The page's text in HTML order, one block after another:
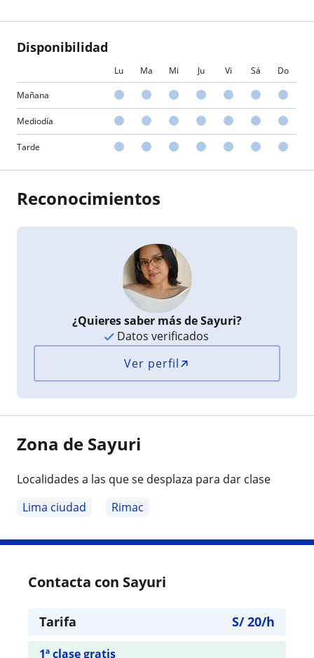
Disponibilidad
Lu Ma Mi Ju Vi Sá Do
Mañana
Mediodía
Tarde
Reconocimientos
¿Quieres saber más de Sayuri?
Datos verificados
Ver perfil
Zona de Sayuri
Localidades a las que se desplaza para dar clase
Lima ciudad
Rimac
Contacta con Sayuri
Tarifa S/20/h
1ª clase gratis